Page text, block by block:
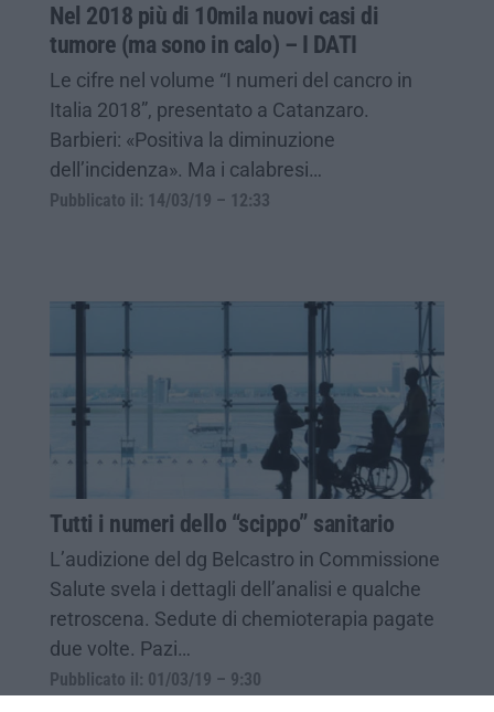
Nel 2018 più di 10mila nuovi casi di
tumore (ma sono in calo) – I DATI
Le cifre nel volume “I numeri del cancro in
Italia 2018”, presentato a Catanzaro.
Barbieri: «Positiva la diminuzione
dell’incidenza». Ma i calabresi…
Pubblicato il: 14/03/19 – 12:33
Tutti i numeri dello “scippo” sanitario
L’audizione del dg Belcastro in Commissione
Salute svela i dettagli dell’analisi e qualche
retroscena. Sedute di chemioterapia pagate
due volte. Pazi…
Pubblicato il: 01/03/19 – 9:30